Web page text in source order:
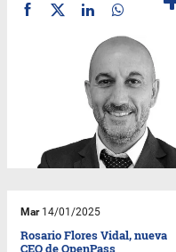
Mar14/01/2025
Rosario Flores Vidal, nueva
CEO de OpenPass